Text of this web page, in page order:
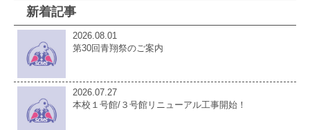
新着記事
2026.08.01
第30回青翔祭のご案内
2026.07.27
本校１号館/３号館リニューアル工事開始！